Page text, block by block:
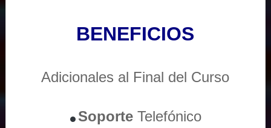
BENEFICIOS
Adicionales al Final del Curso
Soporte Telefónico